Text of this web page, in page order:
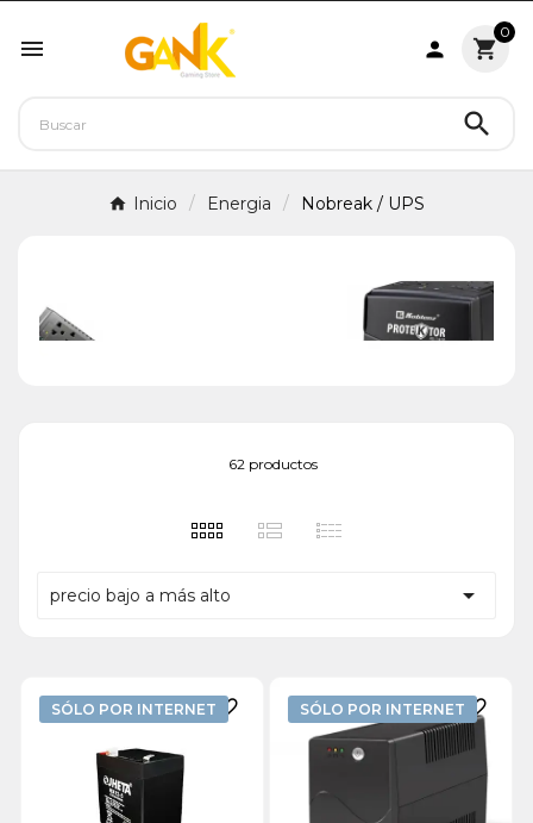
  
0

Inicio Energia Nobreak / UPS
62 productos
precio bajo a más alto 
SÓLO POR INTERNET  SÓLO POR INTERNET 